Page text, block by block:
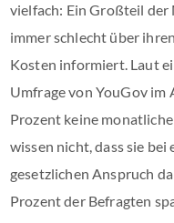
vielfach: Ein Großteil
immer schlecht über
Kosten informiert. Laut
Umfrage von YouGov
Prozent keine
wissen nicht, dass sie
gesetzlichen Anspruch
Prozent der Befragten